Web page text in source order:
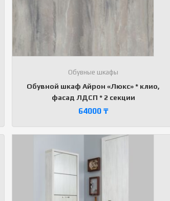
Обувные шкафы
Обувной шкаф Айрон «Люкс» * клио,
фасад ЛДСП * 2 секции
64000 ₸